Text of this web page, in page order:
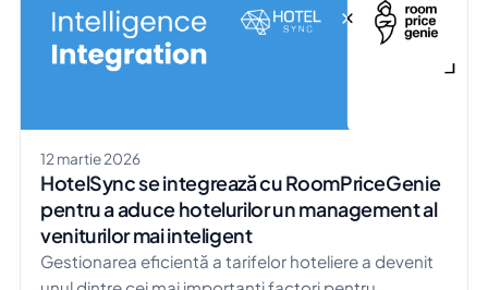
12 martie 2026
HotelSync se integrează cu RoomPriceGenie
pentru a aduce hotelurilor un management al
veniturilor mai inteligent
Gestionarea eficientă a tarifelor hoteliere a devenit